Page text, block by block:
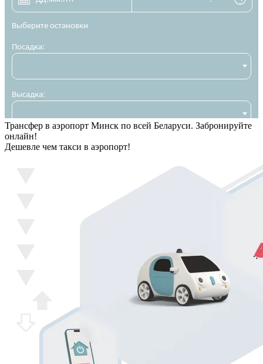
Трансфер в аэропорт Минск по всей Беларуси. Забронируйте
онлайн!
Дешевле чем такси в аэропорт!